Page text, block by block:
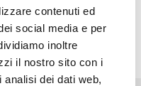
contenuti ed
social media e per
inoltre
il nostro sito con i
dei dati web,